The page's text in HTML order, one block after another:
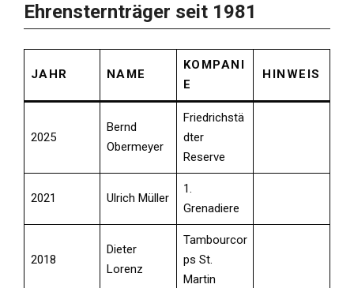
Ehrensternträger seit 1981
JAHR NAME
KOMPANI
E
HINWEIS
2025
Bernd
Obermeyer
Friedrichstä
dter
Reserve
2021 Ulrich Müller
1.
Grenadiere
2018
Dieter
Lorenz
Tambourcor
ps St.
Martin